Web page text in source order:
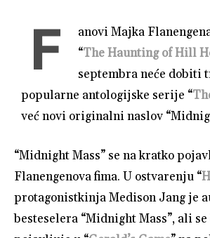
F
anovi Majka
“The Haunting of Hill
septembra neće dobiti
popularne antologijske serije “
već novi originalni naslov
“Midnight Mass” se na kratko
Flanengenova fima. U ostvarenju “
protagonistkinja Medison Jang je
besteselera “Midnight Mass”, ali